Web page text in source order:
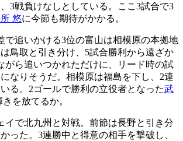
3戦負けなしとしている。ここ3試合で3
悠に今節も期待がかかる。
で追いかける3位の富山は相模原の本拠地
鳥取と引き分け、5試合勝利から遠ざか
がら追いつかれただけに、リード時の試
なりそうだ。相模原は福島を下し、2連
る。2ゴールで勝利の立役者となった武
を放てるか。
イで北九州と対戦。前節は長野と引き分
った。3連勝中と得意の相手を撃破し、